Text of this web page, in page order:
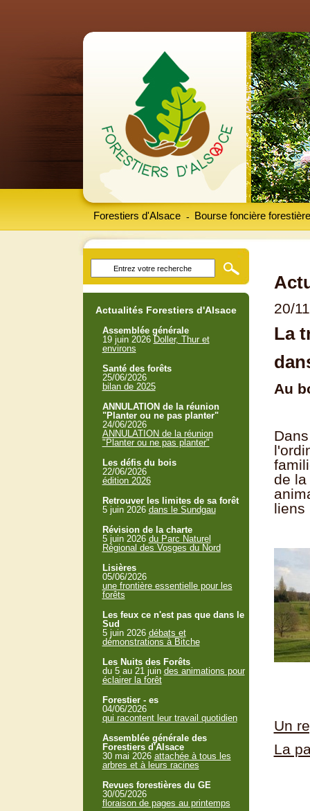
Forestiers d'Alsace Bourse foncière forestière
-
20/
La
Au
de la
liens
Un
La
Actualités Forestiers d'Alsace
Assemblée générale
19 juin 2026 Doller, Thur et
environs
Santé des forêts
25/06/2026
bilan de 2025
ANNULATION de la réunion
"Planter ou ne pas planter"
24/06/2026
ANNULATION de la réunion
"Planter ou ne pas planter"
Les défis du bois
22/06/2026
édition 2026
Retrouver les limites de sa forêt
5 juin 2026 dans le Sundgau
Révision de la charte
5 juin 2026 du Parc Naturel
Régional des Vosges du Nord
Lisières
05/06/2026
une frontière essentielle pour les
forêts
Les feux ce n'est pas que dans le
Sud
5 juin 2026 débats et
démonstrations à Bitche
Les Nuits des Forêts
du 5 au 21 juin des animations pour
éclairer la forêt
Forestier - es
04/06/2026
qui racontent leur travail quotidien
Assemblée générale des
Forestiers d'Alsace
30 mai 2026 attachée à tous les
arbres et à leurs racines
Revues forestières du GE
30/05/2026
floraison de pages au printemps